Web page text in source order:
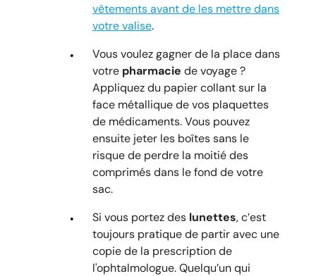
vêtements avant de les mettre dans
votre valise.
Vous voulez gagner de la place dans
votre pharmacie de voyage ?
Appliquez du papier collant sur la
face métallique de vos plaquettes
de médicaments. Vous pouvez
ensuite jeter les boîtes sans le
risque de perdre la moitié des
comprimés dans le fond de votre
sac.
Si vous portez des lunettes, c’est
toujours pratique de partir avec une
copie de la prescription de
l'ophtalmologue. Quelqu’un qui